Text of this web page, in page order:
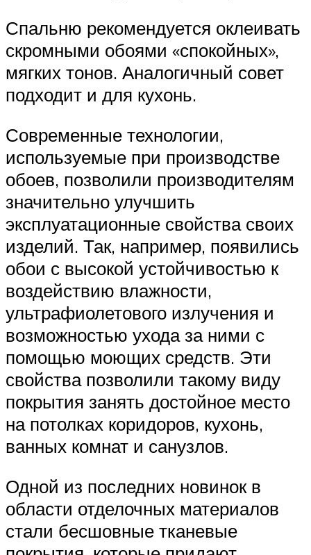
Спальню рекомендуется оклеивать
скромными обоями «спокойных»,
мягких тонов. Аналогичный совет
подходит и для кухонь.
Современные технологии,
используемые при производстве
обоев, позволили производителям
значительно улучшить
эксплуатационные свойства своих
изделий. Так, например, появились
обои с высокой устойчивостью к
воздействию влажности,
ультрафиолетового излучения и
возможностью ухода за ними с
помощью моющих средств. Эти
свойства позволили такому виду
покрытия занять достойное место
на потолках коридоров, кухонь,
ванных комнат и санузлов.
Одной из последних новинок в
области отделочных материалов
стали бесшовные тканевые